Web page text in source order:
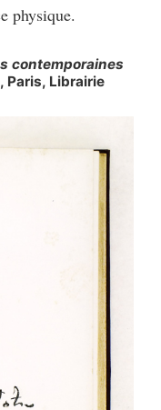
physique.
contemporaines
Paris, Librairie